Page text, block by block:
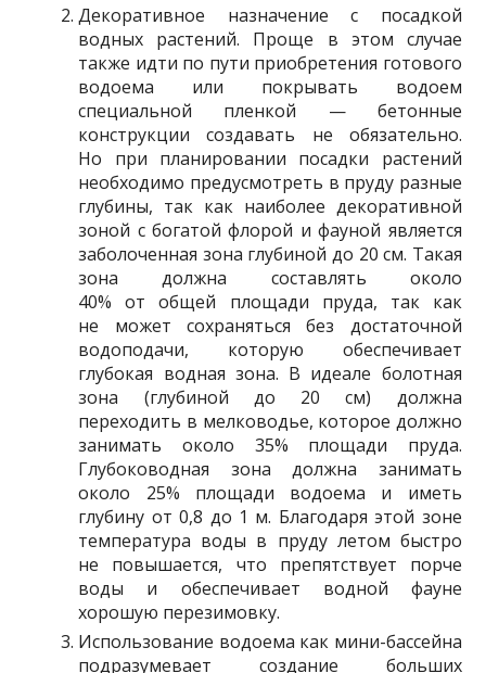
Декоративное назначение с посадкой
водных растений. Проще в этом случае
также идти по пути приобретения готового
водоема или покрывать водоем
специальной пленкой — бетонные
конструкции создавать не обязательно.
Но при планировании посадки растений
необходимо предусмотреть в пруду разные
глубины, так как наиболее декоративной
зоной с богатой флорой и фауной является
заболоченная зона глубиной до 20 см. Такая
зона должна составлять около
40% от общей площади пруда, так как
не может сохраняться без достаточной
водоподачи, которую обеспечивает
глубокая водная зона. В идеале болотная
зона (глубиной до 20 см) должна
переходить в мелководье, которое должно
занимать около 35% площади пруда.
Глубоководная зона должна занимать
около 25% площади водоема и иметь
глубину от 0,8 до 1 м. Благодаря этой зоне
температура воды в пруду летом быстро
не повышается, что препятствует порче
воды и обеспечивает водной фауне
хорошую перезимовку.
Использование водоема как мини-бассейна
подразумевает создание больших